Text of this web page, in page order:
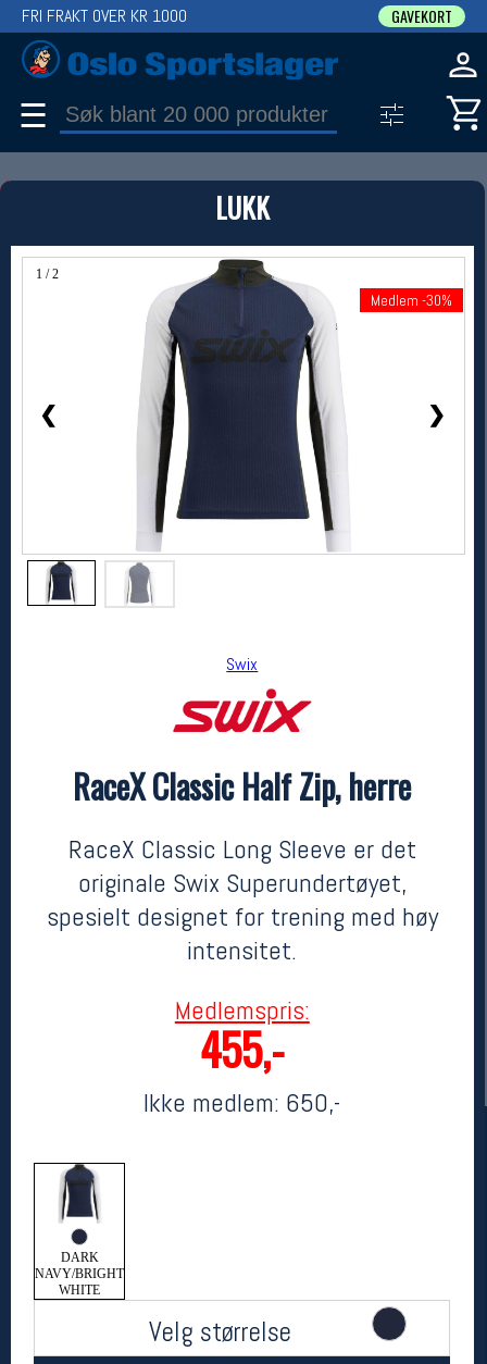
LUKK
1 / 2
❮ ❯
Medlem -30%
Swix
RaceX Classic Half Zip, herre
RaceX Classic Long Sleeve er det
originale Swix Superundertøyet,
spesielt designet for trening med høy
intensitet.
Medlemspris:
455,-
Ikke medlem: 650,-
DARK
NAVY/BRIGHT
WHITE
Velg størrelse
FRI FRAKT OVER KR 1000 GAVEKORT
☰
PRODUKT
Produkter (1)
Bruk filter til å spisse søket
Swix
RaceX Classic Half Zip, herre
650,- MEDLEM:455,-
Her finner du oss
Oslo Sportslager
Torggata 20
0183 Oslo
Telefon: 23 32 62 00
(telefontid man-fredag klokken 10-13)